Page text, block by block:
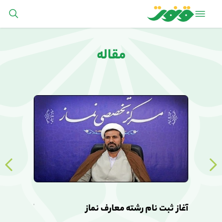
مقاله
آغاز ثبت نام رشته معارف نماز آغاز ثبت